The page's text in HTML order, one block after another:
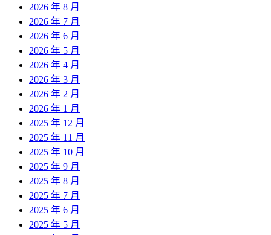
2026 年 8 月
2026 年 7 月
2026 年 6 月
2026 年 5 月
2026 年 4 月
2026 年 3 月
2026 年 2 月
2026 年 1 月
2025 年 12 月
2025 年 11 月
2025 年 10 月
2025 年 9 月
2025 年 8 月
2025 年 7 月
2025 年 6 月
2025 年 5 月